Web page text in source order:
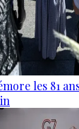
les 81